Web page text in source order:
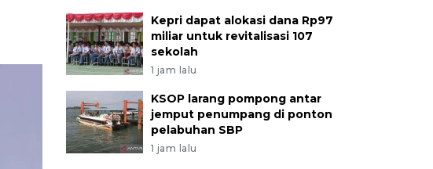
Kepri dapat alokasi dana Rp97
miliar untuk revitalisasi 107
sekolah
1 jam lalu
KSOP larang pompong antar
jemput penumpang di ponton
pelabuhan SBP
1 jam lalu